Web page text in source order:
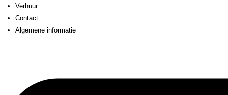
Verhuur
Contact
Algemene informatie